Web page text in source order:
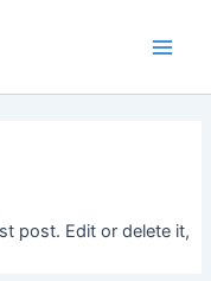
post. Edit or delete it,